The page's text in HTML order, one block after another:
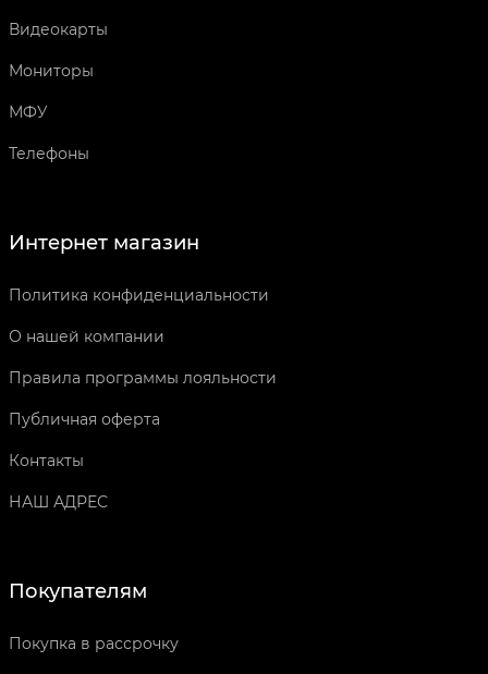
Видеокарты
Мониторы
МФУ
Телефоны
Интернет магазин
Политика конфиденциальности
О нашей компании
Правила программы лояльности
Публичная оферта
Контакты
НАШ АДРЕС
Покупателям
Покупка в рассрочку